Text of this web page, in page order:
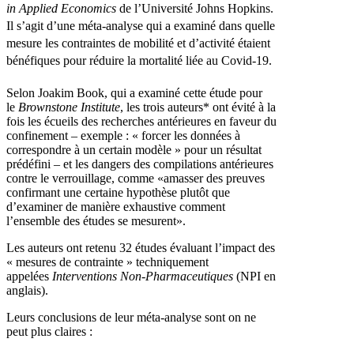
in Applied Economics de l’Université Johns Hopkins.
Il s’agit d’une méta-analyse qui a examiné dans quelle
mesure les contraintes de mobilité et d’activité étaient
bénéfiques pour réduire la mortalité liée au Covid-19.
Selon Joakim Book, qui a examiné cette étude pour
le Brownstone Institute, les trois auteurs* ont évité à la
fois les écueils des recherches antérieures en faveur du
confinement – exemple : « forcer les données à
correspondre à un certain modèle » pour un résultat
prédéfini – et les dangers des compilations antérieures
contre le verrouillage, comme «amasser des preuves
confirmant une certaine hypothèse plutôt que
d’examiner de manière exhaustive comment
l’ensemble des études se mesurent».
Les auteurs ont retenu 32 études évaluant l’impact des
« mesures de contrainte » techniquement
appelées Interventions Non-Pharmaceutiques (NPI en
anglais).
Leurs conclusions de leur méta-analyse sont on ne
peut plus claires :